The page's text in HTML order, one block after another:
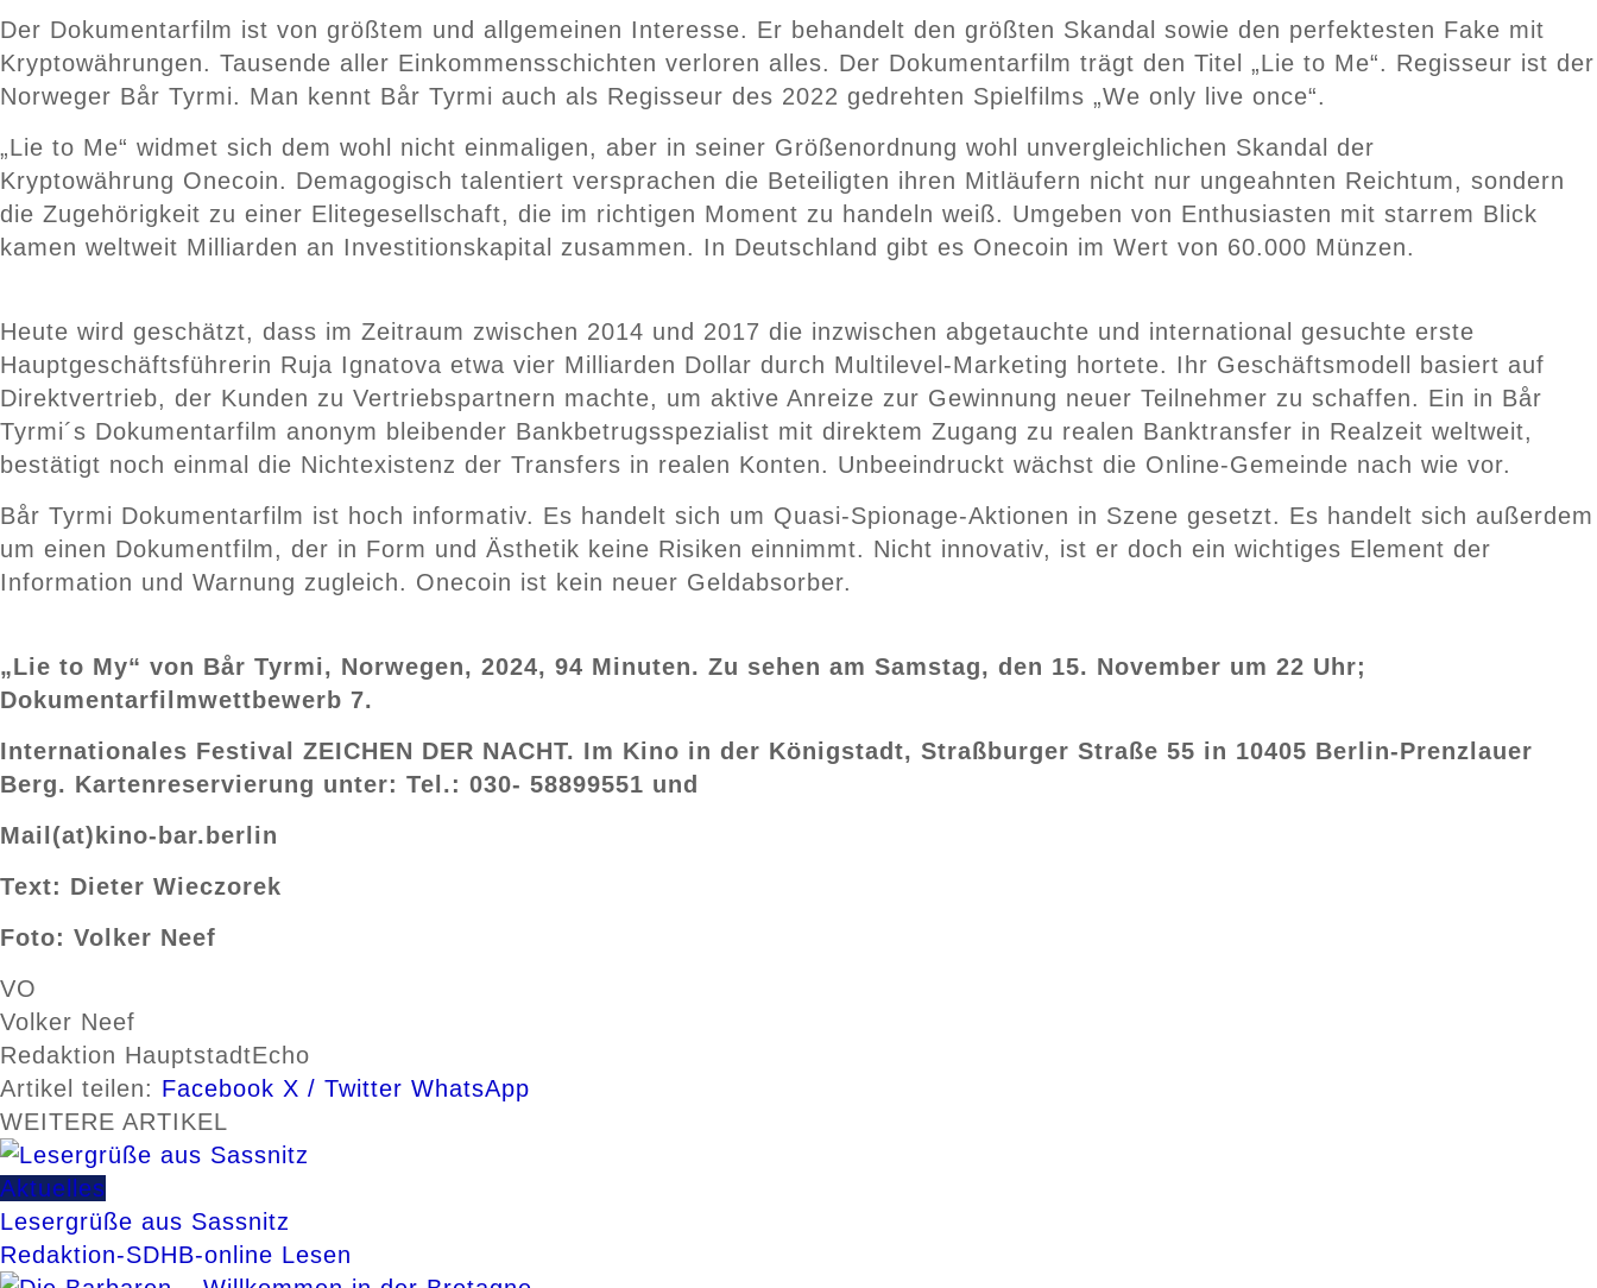
Der Dokumentarfilm ist von größtem und allgemeinen Interesse. Er behandelt den größten Skandal sowie den perfektesten Fake mit
Kryptowährungen. Tausende aller Einkommensschichten verloren alles. Der Dokumentarfilm trägt den Titel „Lie to Me“. Regisseur ist der
Norweger Bår Tyrmi. Man kennt Bår Tyrmi auch als Regisseur des 2022 gedrehten Spielfilms „We only live once“.
„Lie to Me“ widmet sich dem wohl nicht einmaligen, aber in seiner Größenordnung wohl unvergleichlichen Skandal der
Kryptowährung Onecoin. Demagogisch talentiert versprachen die Beteiligten ihren Mitläufern nicht nur ungeahnten Reichtum, sondern
die Zugehörigkeit zu einer Elitegesellschaft, die im richtigen Moment zu handeln weiß. Umgeben von Enthusiasten mit starrem Blick
kamen weltweit Milliarden an Investitionskapital zusammen. In Deutschland gibt es Onecoin im Wert von 60.000 Münzen.
Heute wird geschätzt, dass im Zeitraum zwischen 2014 und 2017 die inzwischen abgetauchte und international gesuchte erste
Hauptgeschäftsführerin Ruja Ignatova etwa vier Milliarden Dollar durch Multilevel-Marketing hortete. Ihr Geschäftsmodell basiert auf
Direktvertrieb, der Kunden zu Vertriebspartnern machte, um aktive Anreize zur Gewinnung neuer Teilnehmer zu schaffen. Ein in Bår
Tyrmi´s Dokumentarfilm anonym bleibender Bankbetrugsspezialist mit direktem Zugang zu realen Banktransfer in Realzeit weltweit,
bestätigt noch einmal die Nichtexistenz der Transfers in realen Konten. Unbeeindruckt wächst die Online-Gemeinde nach wie vor.
Bår Tyrmi Dokumentarfilm ist hoch informativ. Es handelt sich um Quasi-Spionage-Aktionen in Szene gesetzt. Es handelt sich außerdem
um einen Dokumentfilm, der in Form und Ästhetik keine Risiken einnimmt. Nicht innovativ, ist er doch ein wichtiges Element der
Information und Warnung zugleich. Onecoin ist kein neuer Geldabsorber.
„Lie to My“ von Bår Tyrmi, Norwegen, 2024, 94 Minuten. Zu sehen am Samstag, den 15. November um 22 Uhr;
Dokumentarfilmwettbewerb 7.
Internationales Festival ZEICHEN DER NACHT. Im Kino in der Königstadt, Straßburger Straße 55 in 10405 Berlin-Prenzlauer
Berg. Kartenreservierung unter: Tel.: 030- 58899551 und
Mail(at)kino-bar.berlin
Text: Dieter Wieczorek
Foto: Volker Neef
VO
Volker Neef
Redaktion HauptstadtEcho
Artikel teilen: Facebook X / Twitter WhatsApp
WEITERE ARTIKEL
Aktuelles
Lesergrüße aus Sassnitz
Redaktion-SDHB-online Lesen